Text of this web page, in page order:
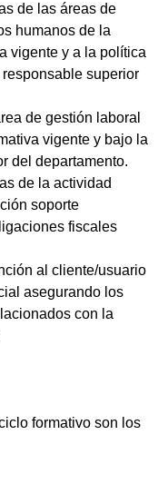
de las áreas de
humanos de la
vigente y a la política
superior
de gestión laboral
vigente y bajo la
del departamento.
de la actividad
soporte
fiscales
al cliente/usuario
asegurando los
con la
formativo son los